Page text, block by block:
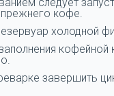
прежнего кофе.
холодной
кофейной
завершить